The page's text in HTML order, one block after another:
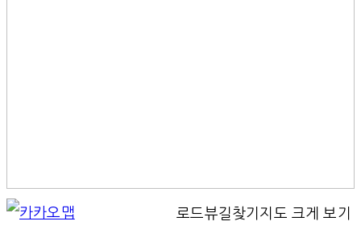
로드뷰길찾기 지도 크게 보기